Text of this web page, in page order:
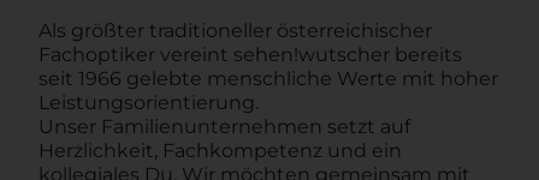
Als größter traditioneller österreichischer
Fachoptiker vereint sehen!wutscher bereits
seit 1966 gelebte menschliche Werte mit hoher
Leistungsorientierung.
Unser Familienunternehmen setzt auf
Herzlichkeit, Fachkompetenz und ein
kollegiales Du. Wir möchten gemeinsam mit